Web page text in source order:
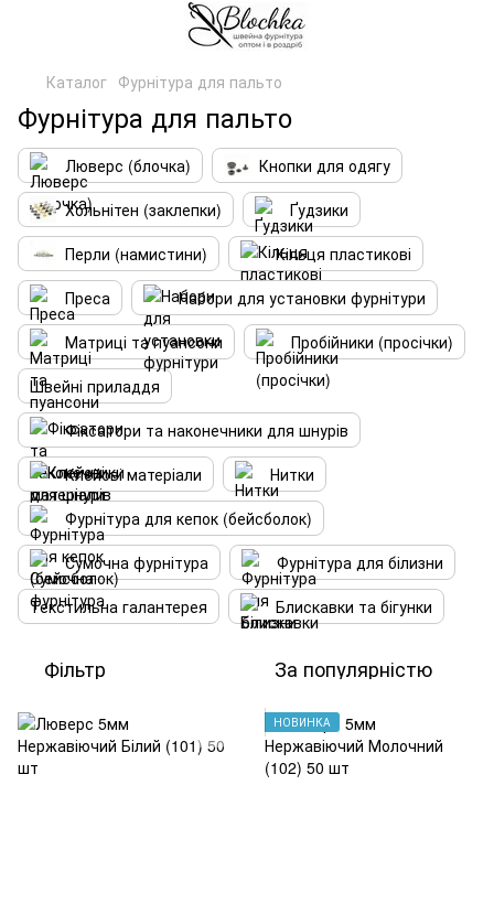
Каталог Фурнітура для пальто
Фурнітура для пальто
Люверс (блочка)
Кнопки для одягу
Хольнітен (заклепки)
Ґудзики
Перли (намистини)
Кільця пластикові
Преса
Набори для установки фурнітури
Матриці та пуансони
Пробійники (просічки)
Швейні приладдя
Фіксатори та наконечники для шнурів
Клейові матеріали
Нитки
Фурнітура для кепок (бейсболок)
Сумочна фурнітура
Фурнітура для білизни
Текстильна галантерея
Блискавки та бігунки
Фільтр За популярністю
НОВИНКА